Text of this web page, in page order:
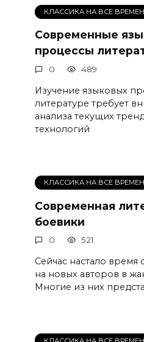
КЛАССИКА НА ВСЕ
Современные
процессы
0 489
Изучение языковых
литературе требует
анализа текущих
технологий
КЛАССИКА НА ВСЕ
Современная
боевики
0 521
Сейчас настало время
на новых авторов в
Многие из них